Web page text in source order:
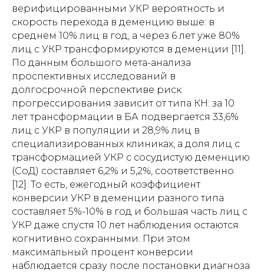
верифицированными УКР вероятность и
скорость перехода в деменцию выше: в
среднем 10% лиц в год, а через 6 лет уже 80%
лиц с УКР трансформируются в деменции [11].
По данным большого мета-анализа
проспективных исследований в
долгосрочной перспективе риск
прогрессирования зависит от типа КН: за 10
лет трансформации в БА подвергается 33,6%
лиц с УКР в популяции и 28,9% лиц в
специализированных клиниках, а доля лиц с
трансформацией УКР с сосудистую деменцию
(СоД) составляет 6,2% и 5,2%, соответственно
[12]. То есть, ежегодный коэффициент
конверсии УКР в деменции разного типа
составляет 5%-10% в год и большая часть лиц с
УКР даже спустя 10 лет наблюдения остаются
когнитивно сохранными. При этом
максимальный процент конверсии
наблюдается сразу после постановки диагноза